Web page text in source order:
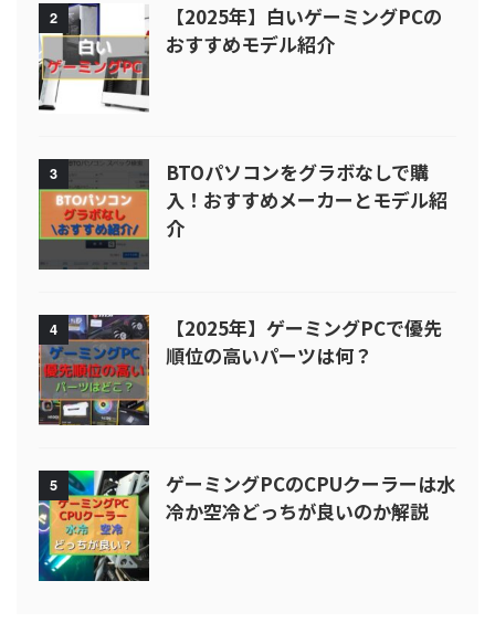
2
【2025年】白いゲーミングPCの
おすすめモデル紹介
3
BTOパソコンをグラボなしで購
入！おすすめメーカーとモデル紹
介
4
【2025年】ゲーミングPCで優先
順位の高いパーツは何？
5
ゲーミングPCのCPUクーラーは水
冷か空冷どっちが良いのか解説